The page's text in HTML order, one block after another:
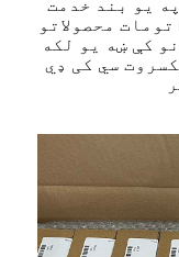
یو بند خدمت
محصولاتو
کې ښه یو لکه
سي کی ډي